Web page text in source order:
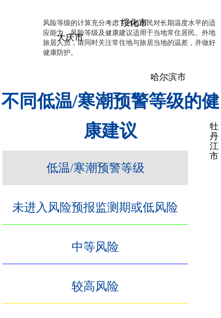
大庆市
绥化市
哈尔滨市
牡
丹
江
市
风险等级的计算充分考虑了当地居民对长期温度水平的适
应能力，风险等级及健康建议适用于当地常住居民。外地
旅居人员，请同时关注常住地与旅居当地的温差，并做好
健康防护。
不同低温/寒潮预警等级的健
康建议
低温/寒潮预警等级
未进入风险预报监测期或低风险
中等风险
较高风险